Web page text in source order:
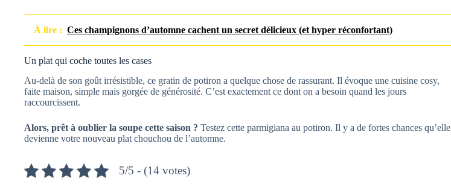
À lire : Ces champignons d’automne cachent un secret délicieux (et hyper réconfortant)
Un plat qui coche toutes les cases
Au-delà de son goût irrésistible, ce gratin de potiron a quelque chose de rassurant. Il évoque une cuisine cosy,
faite maison, simple mais gorgée de générosité. C’est exactement ce dont on a besoin quand les jours
raccourcissent.
Alors, prêt à oublier la soupe cette saison ? Testez cette parmigiana au potiron. Il y a de fortes chances qu’elle
devienne votre nouveau plat chouchou de l’automne.
5/5 - (14 votes)